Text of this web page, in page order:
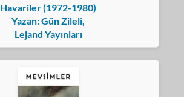
Havariler (1972-1980)
Yazan: Gün Zileli,
Lejand Yayınları